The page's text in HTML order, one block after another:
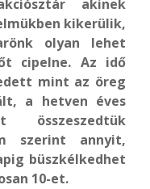
akinek
kikerülik,
olyan lehet
cipelne. Az idő
mint az öreg
a hetven éves
összeszedtük
szerint annyit,
büszkélkedhet
10-et.